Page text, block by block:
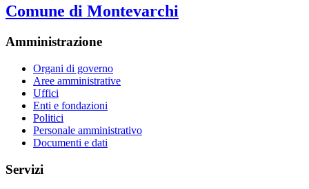
Comune di Montevarchi
Amministrazione
Organi di governo
Aree amministrative
Uffici
Enti e fondazioni
Politici
Personale amministrativo
Documenti e dati
Servizi